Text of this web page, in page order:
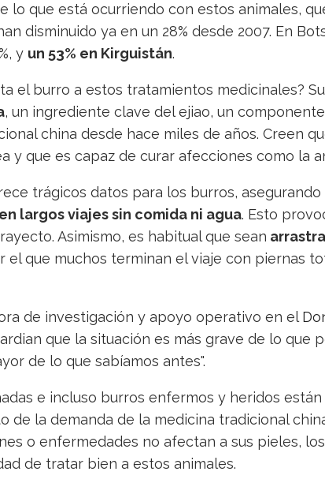
lo que está ocurriendo con estos animales,
disminuido ya en un 28% desde 2007. En
y un 53% en Kirguistán.
el burro a estos tratamientos medicinales?
, un ingrediente clave del ejiao, un
china desde hace miles de años. Creen
y que es capaz de curar afecciones como la
trágicos datos para los burros, asegurando
largos viajes sin comida ni agua. Esto
Asimismo, es habitual que sean
el que muchos terminan el viaje con piernas
de investigación y apoyo operativo en el
que la situación es más grave de lo que
de lo que sabíamos antes".
e incluso burros enfermos y heridos están
de la demanda de la medicina tradicional
o enfermedades no afectan a sus pieles,
de tratar bien a estos animales.